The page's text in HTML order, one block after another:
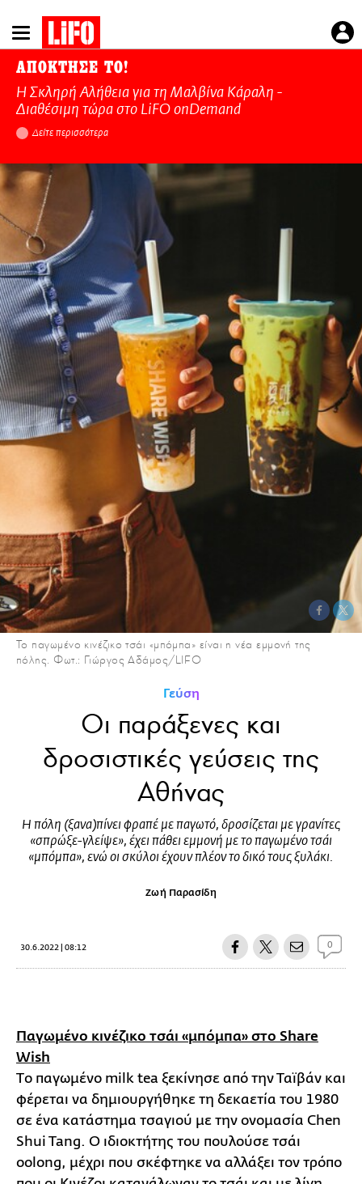
Παράκαμψη
προς
κυρίως
περιεχόμενο
ΑΠΟΚΤΗΣΕ ΤΟ!
Η Σκληρή Αλήθεια για τη Μαλβίνα Κάραλη -
Διαθέσιμη τώρα στo LiFO onDemand
Δείτε περισσότερα
To παγωμένο κινέζικο τσάι «μπόμπα» είναι η νέα εμμονή της
πόλης. Φωτ.: Γιώργος Αδάμος/LIFO
Γεύση
Οι παράξενες και
δροσιστικές γεύσεις της
Αθήνας
Η πόλη (ξανα)πίνει φραπέ με παγωτό, δροσίζεται με γρανίτες
«σπρώξε-γλείψε», έχει πάθει εμμονή με το παγωμένο τσάι
«μπόμπα», ενώ οι σκύλοι έχουν πλέον το δικό τους ξυλάκι.
Ζωή Παρασίδη
30.6.2022 | 08:12 0
Παγωμένο κινέζικο τσάι «μπόμπα» στο Share
Wish
Tο παγωμένο milk tea ξεκίνησε από την Ταϊβάν και
φέρεται να δημιουργήθηκε τη δεκαετία του 1980
σε ένα κατάστημα τσαγιού με την ονομασία Chen
Shui Tang. Ο ιδιοκτήτης του πουλούσε τσάι
oolong, μέχρι που σκέφτηκε να αλλάξει τον τρόπο